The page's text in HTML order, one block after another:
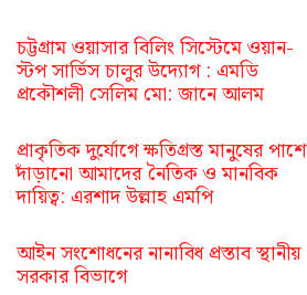
চট্টগ্রাম ওয়াসার বিলিং সিস্টেমে ওয়ান-
স্টপ সার্ভিস চালুর উদ্যোগ : এমডি
প্রকৌশলী সেলিম মো: জানে আলম
প্রাকৃতিক দুর্যোগে ক্ষতিগ্রস্ত মানুষের পাশে
দাঁড়ানো আমাদের নৈতিক ও মানবিক
দায়িত্ব: এরশাদ উল্লাহ এমপি
আইন সংশোধনের নানাবিধ প্রস্তাব স্থানীয়
সরকার বিভাগে